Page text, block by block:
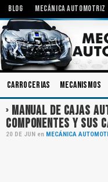
BLOG MECÁNICA AUTOMOTRIZ
Carrocerias Mecanismos
MANUAL DE CAJAS
COMPONENTES Y SUS
20 DE JUN en MECÁNICA